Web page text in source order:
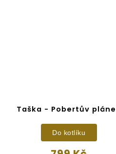
Taška - Pobertův
Do kotlíku